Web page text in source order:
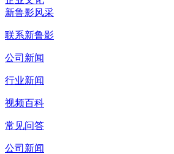
新鲁影风采
联系新鲁影
公司新闻
行业新闻
视频百科
常见问答
公司新闻